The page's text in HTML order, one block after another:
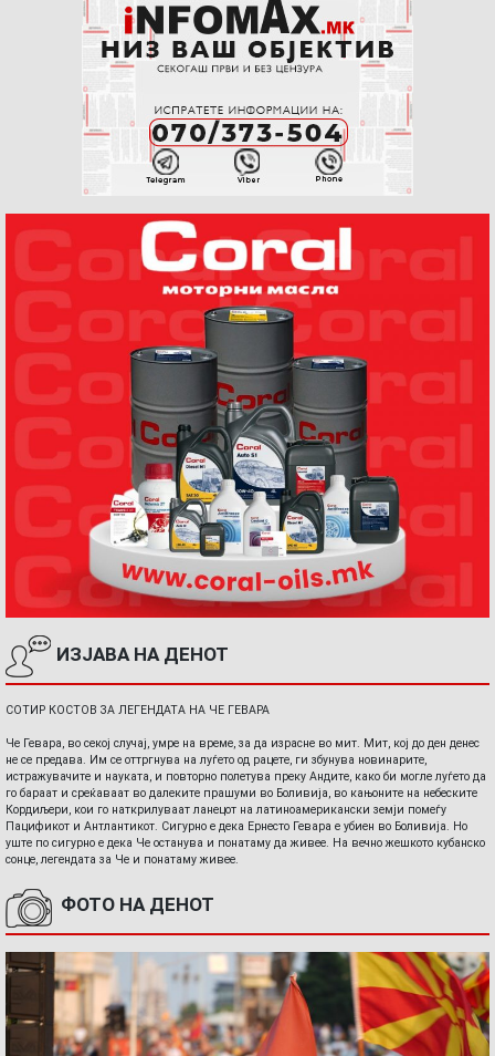
ИЗЈАВА НА ДЕНОТ
СОТИР КОСТОВ ЗА ЛЕГЕНДАТА НА ЧЕ ГЕВАРА
Че Гевара, во секој случај, умре на време, за да израсне во мит. Мит, кој до ден денес
не се предава. Им се оттргнува на луѓето од рацете, ги збунува новинарите,
истражувачите и науката, и повторно полетува преку Андите, како би могле луѓето да
го бараат и среќаваат во далеките прашуми во Боливија, во кањоните на небеските
Кордиљери, кои го наткрилуваат ланецот на латиноамерикански земји помеѓу
Пацификот и Антлантикот. Сигурно е дека Ернесто Гевара е убиен во Боливија. Но
уште по сигурно е дека Че останува и понатаму да живее. На вечно жешкото кубанско
сонце, легендата за Че и понатаму живее.
ФОТО НА ДЕНОТ